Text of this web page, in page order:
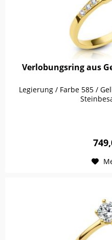
Verlobungsring aus
Legierung / Farbe 585 /